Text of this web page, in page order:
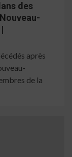
des
après
de la